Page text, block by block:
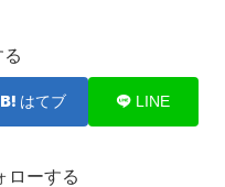
る
はてブ LINE
ローする